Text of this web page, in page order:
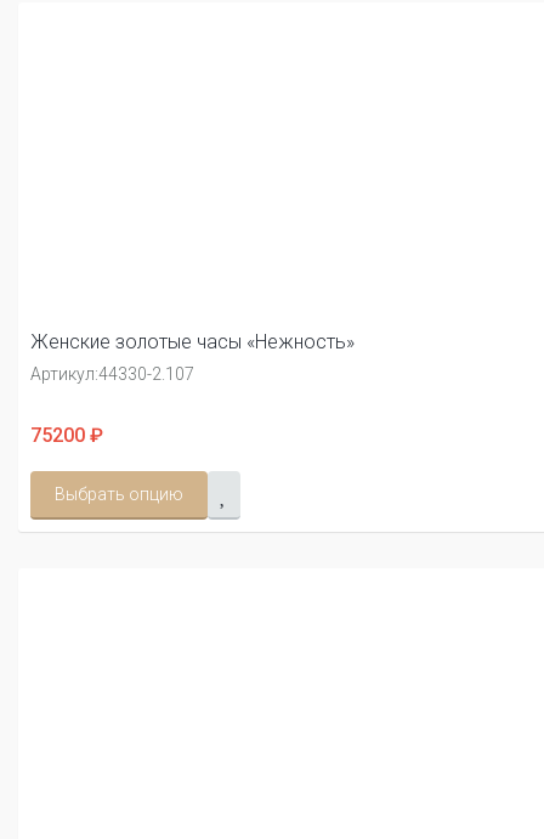
Женские золотые часы «Нежность»
Артикул:44330-2.107
75200 ₽
Выбрать опцию